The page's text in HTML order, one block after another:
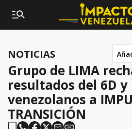
NOTICIAS
Grupo de LIMA
resultados del 6D
venezolanos a
TRANSICIÓN